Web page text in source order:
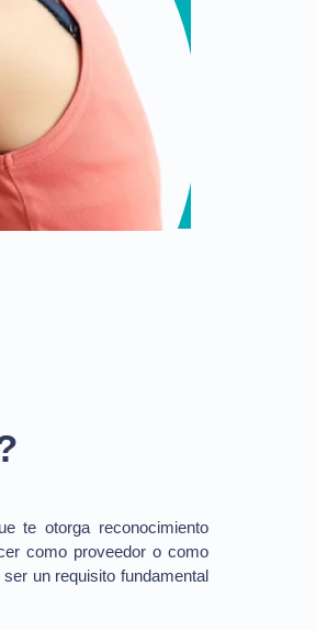
te otorga reconocimiento
como proveedor o como
un requisito fundamental